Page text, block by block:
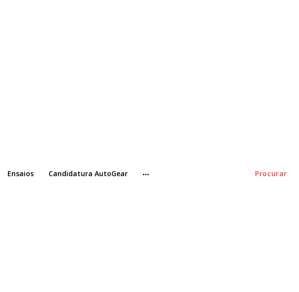
Procurar
Ensaios Candidatura AutoGear